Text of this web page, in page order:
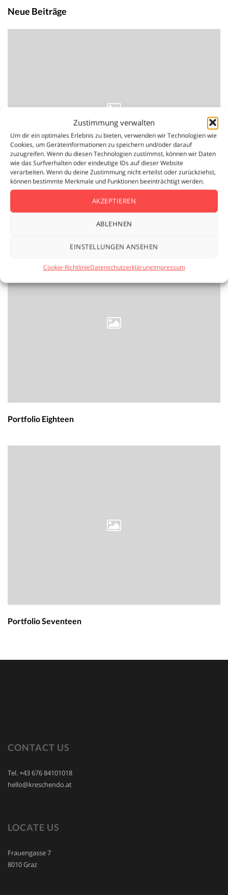
Zustimmung verwalten
Um dir ein optimales Erlebnis zu bieten, verwenden wir Technologien wie
Cookies, um Geräteinformationen zu speichern und/oder darauf
zuzugreifen. Wenn du diesen Technologien zustimmst, können wir Daten
wie das Surfverhalten oder eindeutige IDs auf dieser Website
verarbeiten. Wenn du deine Zustimmung nicht erteilst oder zurückziehst,
können bestimmte Merkmale und Funktionen beeinträchtigt werden.
AKZEPTIEREN
ABLEHNEN
EINSTELLUNGEN ANSEHEN
Cookie-RichtlinieDatenschutzerklärungImpressum
Neue Beiträge
Portfolio Eighteen
Portfolio Seventeen
CONTACT US
Tel. +43 676 84101018
hello@kreschendo.at
LOCATE US
Frauengasse 7
8010 Graz